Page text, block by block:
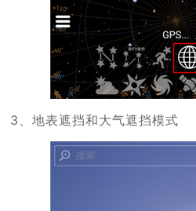
3、地表遮挡和大气遮挡模式